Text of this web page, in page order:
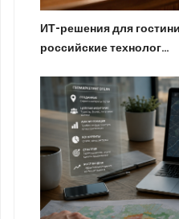
ИТ-решения для
российские технолог…